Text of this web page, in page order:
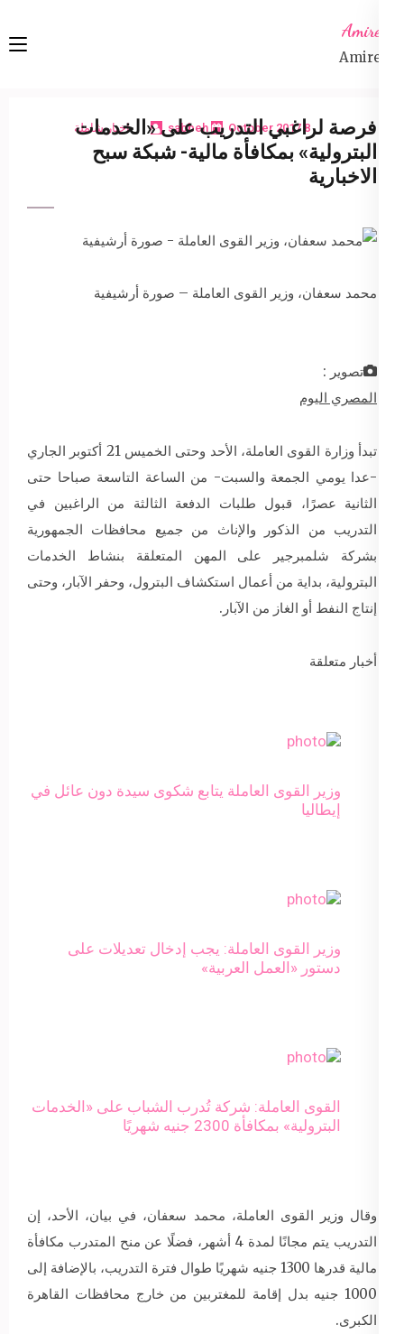
content
Enter)
Amireta
Amireta
8 October 2017
sabbeh اخبار شاملة
فرصة لراغبي التدريب على «الخدمات
البترولية» بمكافأة مالية- شبكة سبح
الاخبارية
محمد سعفان، وزير القوى العاملة – صورة أرشيفية
تصوير :
المصري اليوم
تبدأ وزارة القوى العاملة، الأحد وحتى الخميس 21 أكتوبر الجاري
-عدا يومي الجمعة والسبت- من الساعة التاسعة صباحا حتى
الثانية عصرًا، قبول طلبات الدفعة الثالثة من الراغبين في
التدريب من الذكور والإناث من جميع محافظات الجمهورية
بشركة شلمبرجير على المهن المتعلقة بنشاط الخدمات
البترولية، بداية من أعمال استكشاف البترول، وحفر الآبار، وحتى
إنتاج النفط أو الغاز من الآبار.
أخبار متعلقة
وزير القوى العاملة يتابع شكوى سيدة دون عائل في
إيطاليا
وزير القوى العاملة: يجب إدخال تعديلات على
دستور «العمل العربية»
القوى العاملة: شركة تُدرب الشباب على «الخدمات
البترولية» بمكافأة 2300 جنيه شهريًا
وقال وزير القوى العاملة، محمد سعفان، في بيان، الأحد، إن
التدريب يتم مجانًا لمدة 4 أشهر، فضلًا عن منح المتدرب مكافأة
مالية قدرها 1300 جنيه شهريًا طوال فترة التدريب، بالإضافة إلى
1000 جنيه بدل إقامة للمغتربين من خارج محافظات القاهرة
الكبرى.